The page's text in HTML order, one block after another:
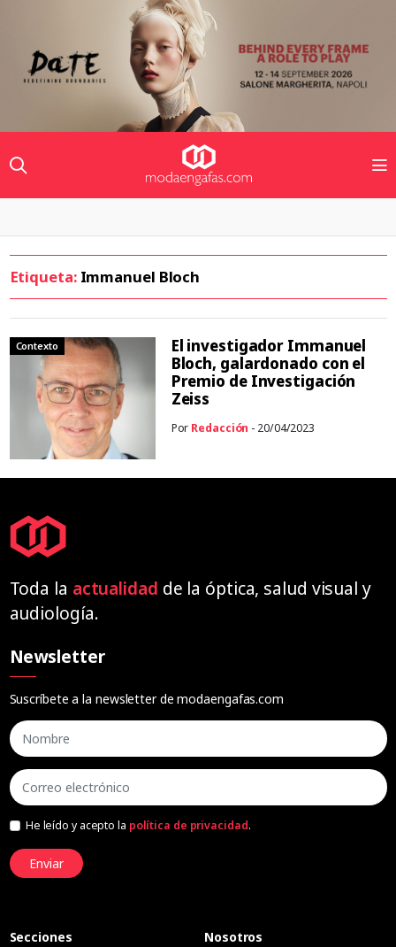
Etiqueta: Immanuel Bloch
Contexto
El investigador Immanuel
Bloch, galardonado con el
Premio de Investigación
Zeiss
Por Redacción - 20/04/2023
Toda la actualidad de la óptica, salud visual y
audiología.
Newsletter
Suscríbete a la newsletter de modaengafas.com
He leído y acepto la política de privacidad.
Enviar
Secciones Nosotros